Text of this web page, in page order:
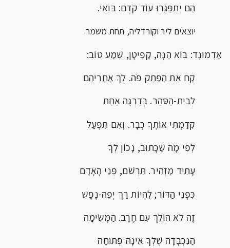
הֵם יִתְפַּגְּרוּ עוֹד קֹדֶם: בּוֹאִי.
יוצאים ליר וקורדליה, תחת משמר.
אֶדְמוּנְד: בּוֹא הֵנָּה, קַפִּיטָן, שְׁמַע טוֹב:
קַח אֶת הַפֶּתֶק פֹּה. לֵךְ אַחֲרֵיהֶם
לְבֵית-הַסֹּהַר. בְּדַרְגָּה אַחַת
קִדַּמְתִּי אוֹתְךָ כְּבָר. וְאִם תִּפְעַל
לְפִי מָה שֶׁכָּתוּב, נָכוֹן לְךָ
עָתִיד מַזְהִיר. תִּרְשֹׁם, פְּנֵי הָאָדָם
כִּפְנֵי הַדּוֹר; לִהְיוֹת רַךְ יְפֵה-נֶפֶשׁ
זֶה לֹא הוֹלֵךְ עִם חֶרֶב. הַמְּשִׂימָה
הַנִּכְבָּדָה שֶׁלְּךָ אֵינָהּ פְּתוּחָה